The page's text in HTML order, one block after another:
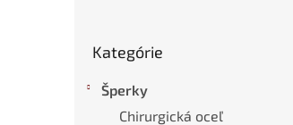
kategórie
Kategórie
Šperky
Chirurgická oceľ